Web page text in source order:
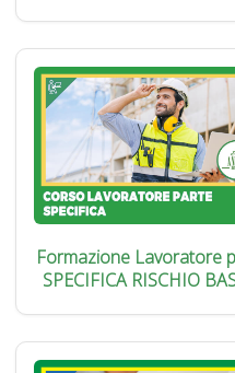
Formazione Lavoratore
SPECIFICA RISCHIO